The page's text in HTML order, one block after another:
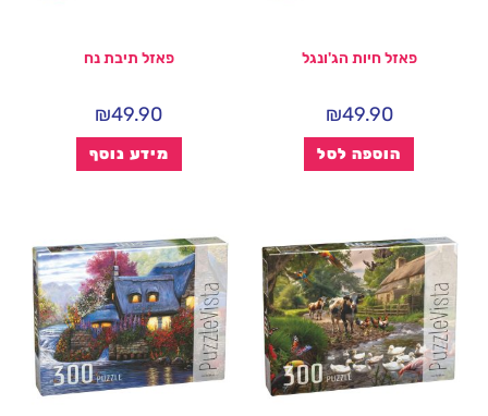
פאזל חיות הג'ונגל
₪49.90
הוספה לסל
פאזל תיבת נח
₪49.90
מידע נוסף